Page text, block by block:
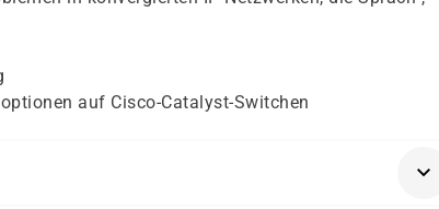
auf Cisco-Catalyst-Switchen